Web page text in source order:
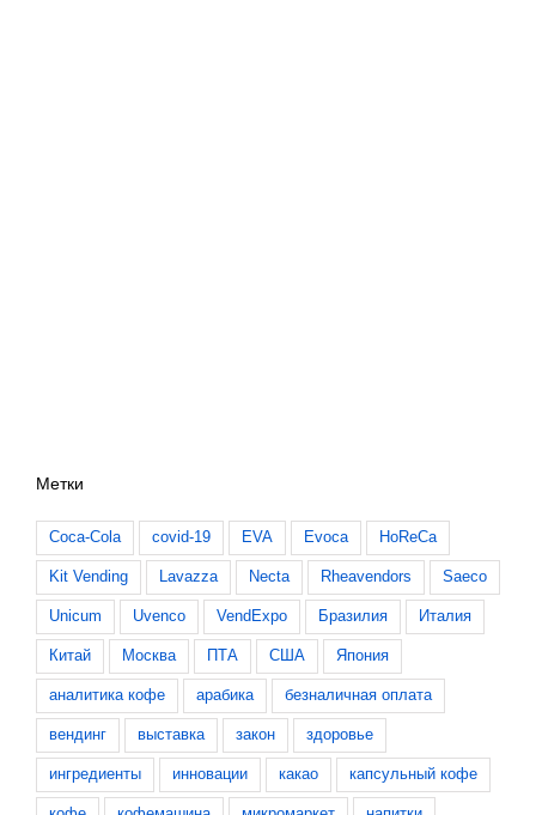
Coca-Cola covid-19 EVA Evoca HoReCa
Kit Vending Lavazza Necta Rheavendors Saeco
Unicum Uvenco VendExpo Бразилия
Китай Москва ПТА США Япония
аналитика кофе арабика безналичная оплата
вендинг выставка закон здоровье
ингредиенты инновации какао капсульный кофе